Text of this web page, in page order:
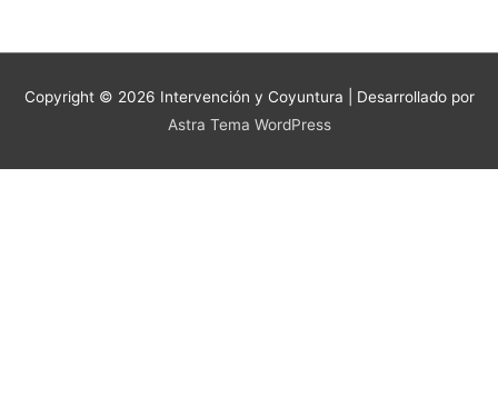
Copyright © 2026 Intervención y Coyuntura | Desarrollado por
Astra Tema WordPress